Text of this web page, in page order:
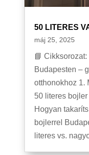
50 LITERES
máj 25, 2025
📘
Budapesten –
otthonokhoz 1.
50 literes
Hogyan
bojlerrel
literes vs.